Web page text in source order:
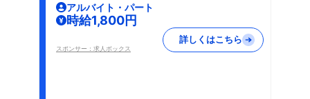
アルバイト・パート
時給1,800円
スポンサー：求人ボックス
詳しくはこちら